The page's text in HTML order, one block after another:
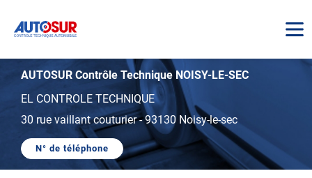
AUTOSUR
AUTOSUR Contrôle Technique NOISY-LE-SEC
EL CONTROLE TECHNIQUE
30 rue vaillant couturier-93130 Noisy-le-sec
N° de téléphone
AFFICHER